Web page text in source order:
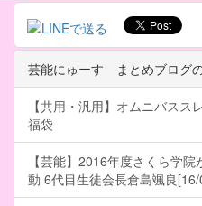
芸能にゅーす まとめブログ
【共用・汎用】オムニバス
福袋
【芸能】2016年度さくら学
動 6代目生徒会長倉島颯良